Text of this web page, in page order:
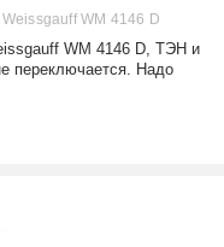
WM 4146 D
WM 4146 D, ТЭН и
переключается. Надо